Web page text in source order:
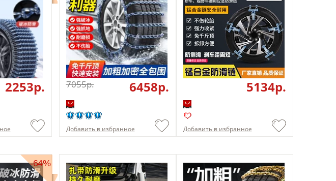
2253p. 7055p. 6458p.
Добавить в избранное
5134p.
Добавить в избранное
-64%